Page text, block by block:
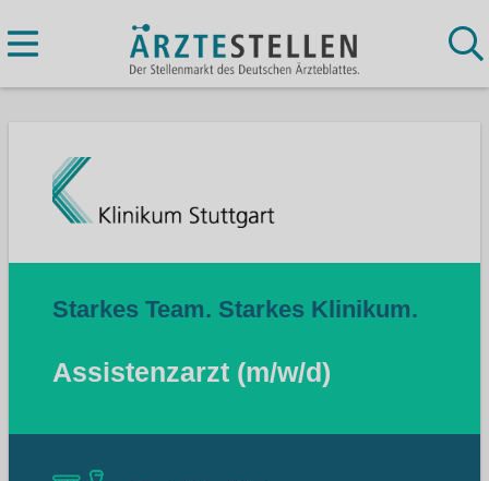
Starkes Team. Starkes Klinikum.
Assistenzarzt (m/w/d)